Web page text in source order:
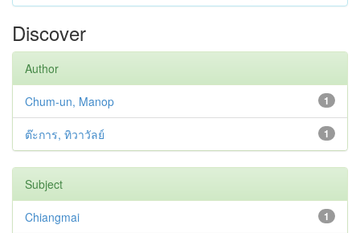
Discover
Author
1
Chum-un, Manop
1
ต๊ะการ, ทิวาวัลย์
Subject
1
Chiangmai